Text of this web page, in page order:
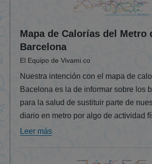
Mapa de Calorías del Metro
Barcelona
El Equipo de Vivami.co
Nuestra intención con el mapa de
Bacelona es la de informar sobre los
para la salud de sustituir parte de
diario en metro por algo de actividad
Leer más